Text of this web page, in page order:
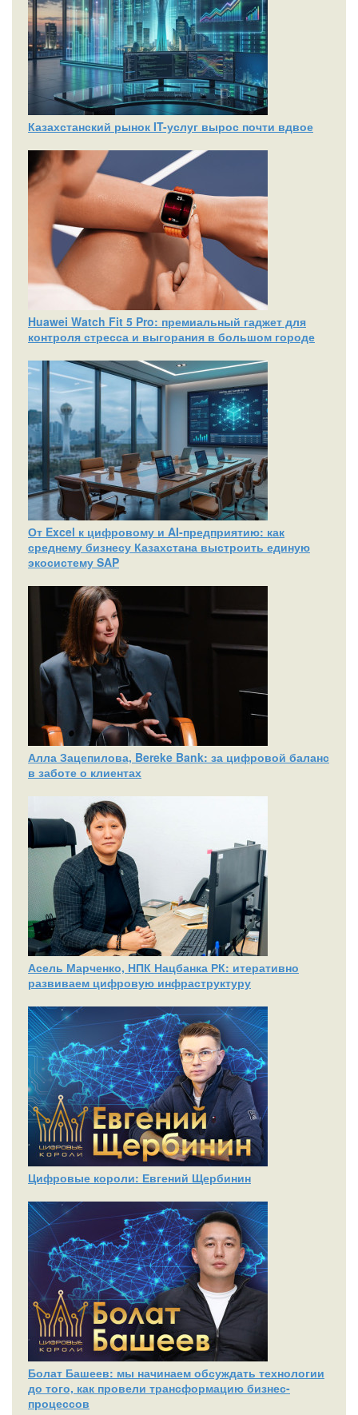
Казахстанский рынок IT-услуг вырос почти вдвое
Huawei Watch Fit 5 Pro: премиальный гаджет для
контроля стресса и выгорания в большом городе
От Excel к цифровому и AI‑предприятию: как
среднему бизнесу Казахстана выстроить единую
экосистему SAP
Алла Зацепилова, Bereke Bank: за цифровой баланс
в заботе о клиентах
Асель Марченко, НПК Нацбанка РК: итеративно
развиваем цифровую инфраструктуру
Цифровые короли: Евгений Щербинин
Болат Башеев: мы начинаем обсуждать технологии
до того, как провели трансформацию бизнес-
процессов